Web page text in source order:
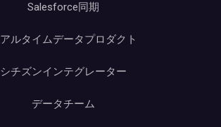
Salesforce同期
ルタイムデータプロダクト
シチズンインテグレーター
データチーム